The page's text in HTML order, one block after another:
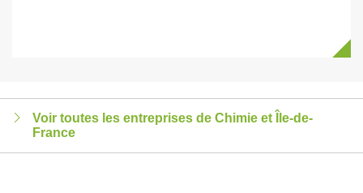
Voir toutes les entreprises de Chimie et Île-de-
France